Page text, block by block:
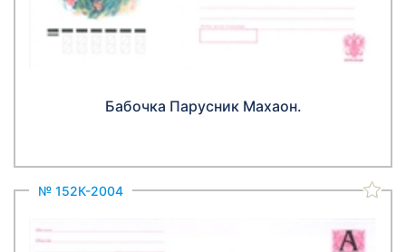
Бабочка Парусник Махаон.
№ 152К-2004